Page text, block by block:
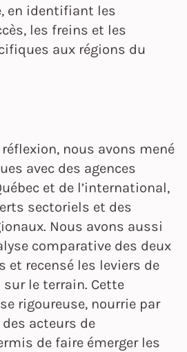
en identifiant les
les freins et les
aux régions du
nous avons mené
avec des agences
et de l’international,
sectoriels et des
Nous avons aussi
comparative des deux
et recensé les leviers de
le terrain. Cette
rigoureuse, nourrie par
acteurs de
de faire émerger les